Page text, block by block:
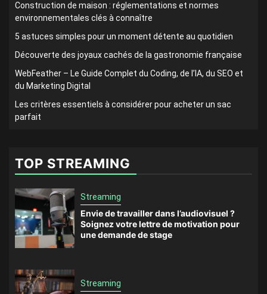
Construction de maison : réglementations et normes
environnementales clés à connaître
5 astuces simples pour un moment détente au quotidien
Découverte des joyaux cachés de la gastronomie française
WebFeather – Le Guide Complet du Coding, de l’IA, du SEO et
du Marketing Digital
Les critères essentiels à considérer pour acheter un sac
parfait
TOP STREAMING
Streaming
Envie de travailler dans l’audiovisuel ?
Soignez votre lettre de motivation pour
une demande de stage
Streaming